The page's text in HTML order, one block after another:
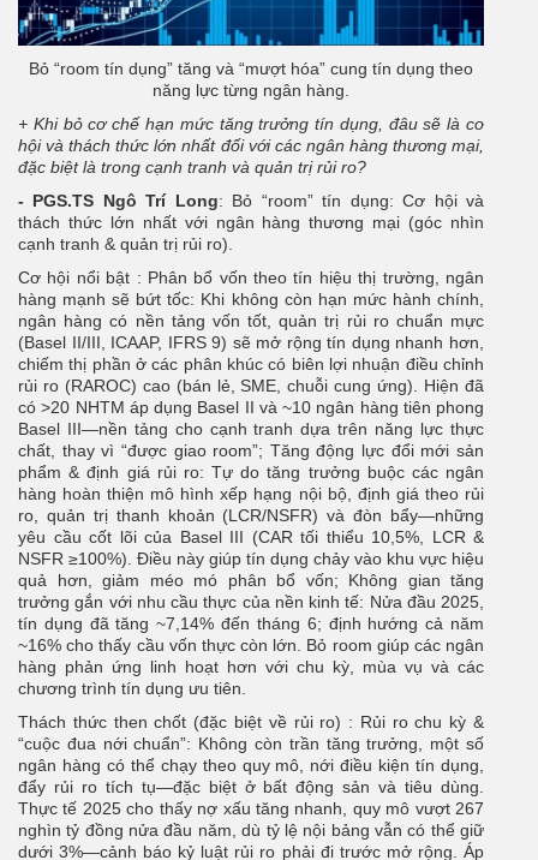
Bỏ “room tín dụng” tăng và “mượt hóa” cung tín dụng theo
năng lực từng ngân hàng.
+ Khi bỏ cơ chế hạn mức tăng trưởng tín dụng, đâu sẽ là cơ
hội và thách thức lớn nhất đối với các ngân hàng thương mại,
đặc biệt là trong cạnh tranh và quản trị rủi ro?
- PGS.TS Ngô Trí Long: Bỏ “room” tín dụng: Cơ hội và
thách thức lớn nhất với ngân hàng thương mại (góc nhìn
cạnh tranh & quản trị rủi ro).
Cơ hội nổi bật : Phân bổ vốn theo tín hiệu thị trường, ngân
hàng mạnh sẽ bứt tốc: Khi không còn hạn mức hành chính,
ngân hàng có nền tảng vốn tốt, quản trị rủi ro chuẩn mực
(Basel II/III, ICAAP, IFRS 9) sẽ mở rộng tín dụng nhanh hơn,
chiếm thị phần ở các phân khúc có biên lợi nhuận điều chỉnh
rủi ro (RAROC) cao (bán lẻ, SME, chuỗi cung ứng). Hiện đã
có >20 NHTM áp dụng Basel II và ~10 ngân hàng tiên phong
Basel III—nền tảng cho cạnh tranh dựa trên năng lực thực
chất, thay vì “được giao room”; Tăng động lực đổi mới sản
phẩm & định giá rủi ro: Tự do tăng trưởng buộc các ngân
hàng hoàn thiện mô hình xếp hạng nội bộ, định giá theo rủi
ro, quản trị thanh khoản (LCR/NSFR) và đòn bẩy—những
yêu cầu cốt lõi của Basel III (CAR tối thiểu 10,5%, LCR &
NSFR ≥100%). Điều này giúp tín dụng chảy vào khu vực hiệu
quả hơn, giảm méo mó phân bổ vốn; Không gian tăng
trưởng gắn với nhu cầu thực của nền kinh tế: Nửa đầu 2025,
tín dụng đã tăng ~7,14% đến tháng 6; định hướng cả năm
~16% cho thấy cầu vốn thực còn lớn. Bỏ room giúp các ngân
hàng phản ứng linh hoạt hơn với chu kỳ, mùa vụ và các
chương trình tín dụng ưu tiên.
Thách thức then chốt (đặc biệt về rủi ro) : Rủi ro chu kỳ &
“cuộc đua nới chuẩn”: Không còn trần tăng trưởng, một số
ngân hàng có thể chạy theo quy mô, nới điều kiện tín dụng,
đẩy rủi ro tích tụ—đặc biệt ở bất động sản và tiêu dùng.
Thực tế 2025 cho thấy nợ xấu tăng nhanh, quy mô vượt 267
nghìn tỷ đồng nửa đầu năm, dù tỷ lệ nội bảng vẫn có thể giữ
dưới 3%—cảnh báo kỷ luật rủi ro phải đi trước mở rộng. Áp